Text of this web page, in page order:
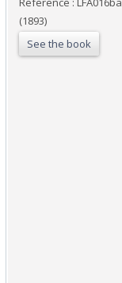
(1893)
See the book